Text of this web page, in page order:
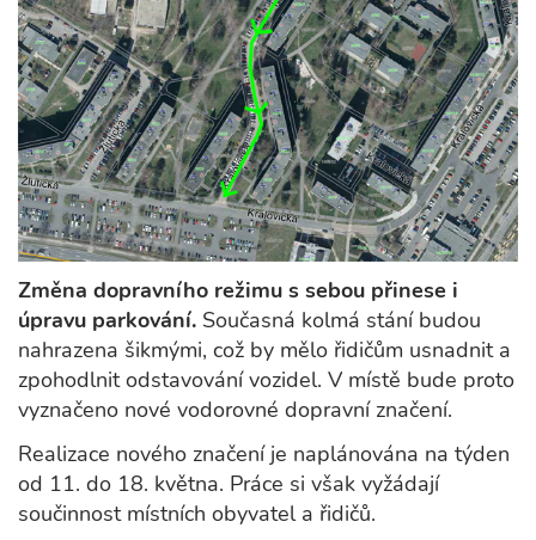
Změna dopravního režimu s sebou přinese i
úpravu parkování. Současná kolmá stání budou
nahrazena šikmými, což by mělo řidičům usnadnit a
zpohodlnit odstavování vozidel. V místě bude proto
vyznačeno nové vodorovné dopravní značení.
Realizace nového značení je naplánována na týden
od 11. do 18. května. Práce si však vyžádají
součinnost místních obyvatel a řidičů.